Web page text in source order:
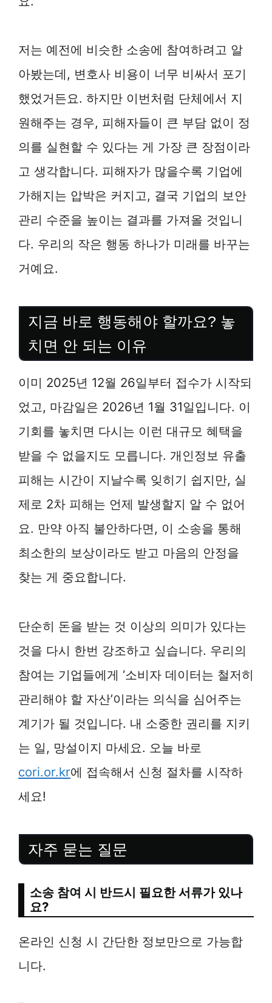
저는 예전에 비슷한 소송에 참여하려고 알
아봤는데, 변호사 비용이 너무 비싸서 포기
했었거든요. 하지만 이번처럼 단체에서 지
원해주는 경우, 피해자들이 큰 부담 없이 정
의를 실현할 수 있다는 게 가장 큰 장점이라
고 생각합니다. 피해자가 많을수록 기업에
가해지는 압박은 커지고, 결국 기업의 보안
관리 수준을 높이는 결과를 가져올 것입니
다. 우리의 작은 행동 하나가 미래를 바꾸는
거예요.
지금 바로 행동해야 할까요? 놓
치면 안 되는 이유
이미 2025년 12월 26일부터 접수가 시작되
었고, 마감일은 2026년 1월 31일입니다. 이
기회를 놓치면 다시는 이런 대규모 혜택을
받을 수 없을지도 모릅니다. 개인정보 유출
피해는 시간이 지날수록 잊히기 쉽지만, 실
제로 2차 피해는 언제 발생할지 알 수 없어
요. 만약 아직 불안하다면, 이 소송을 통해
최소한의 보상이라도 받고 마음의 안정을
찾는 게 중요합니다.
단순히 돈을 받는 것 이상의 의미가 있다는
것을 다시 한번 강조하고 싶습니다. 우리의
참여는 기업들에게 ‘소비자 데이터는 철저히
관리해야 할 자산’이라는 의식을 심어주는
계기가 될 것입니다. 내 소중한 권리를 지키
는 일, 망설이지 마세요. 오늘 바로
cori.or.kr에 접속해서 신청 절차를 시작하
세요!
자주 묻는 질문
소송 참여 시 반드시 필요한 서류가 있나
요?
온라인 신청 시 간단한 정보만으로 가능합
니다.